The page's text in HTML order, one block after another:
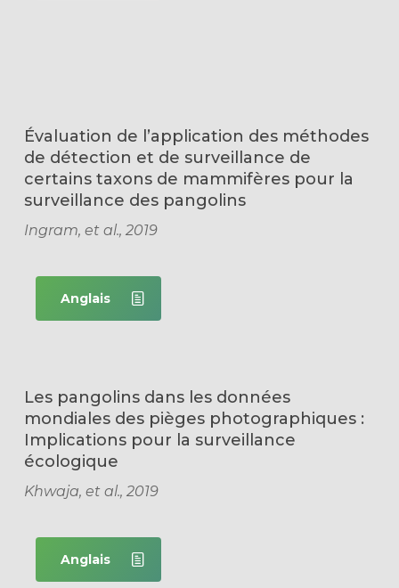
Évaluation de l’application des méthodes
de détection et de surveillance de
certains taxons de mammifères pour la
surveillance des pangolins
Ingram, et al., 2019
Anglais
Les pangolins dans les données
mondiales des pièges photographiques :
Implications pour la surveillance
écologique
Khwaja, et al., 2019
Anglais